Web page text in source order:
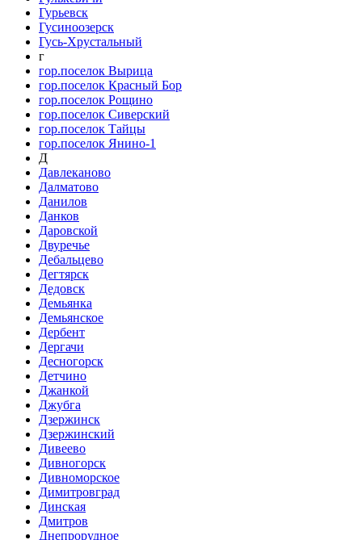
Гурьевск
Гусиноозерск
Гусь-Хрустальный
г
гор.поселок Вырица
гор.поселок Красный Бор
гор.поселок Рощино
гор.поселок Сиверский
гор.поселок Тайцы
гор.поселок Янино-1
Д
Давлеканово
Далматово
Данилов
Данков
Даровской
Двуречье
Дебальцево
Дегтярск
Дедовск
Демьянка
Демьянское
Дербент
Дергачи
Десногорск
Детчино
Джанкой
Джубга
Дзержинск
Дзержинский
Дивеево
Дивногорск
Дивноморское
Димитровград
Динская
Дмитров
Днепрорудное